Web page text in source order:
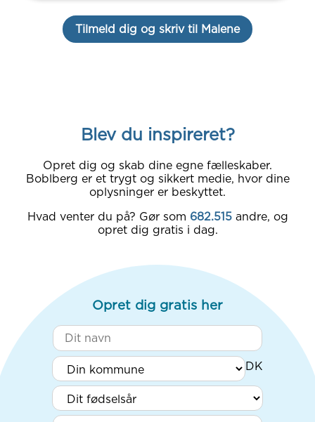
Tilmeld dig og skriv til Malene
Blev du inspireret?
Opret dig og skab dine egne fælleskaber.
Boblberg er et trygt og sikkert medie, hvor dine
oplysninger er beskyttet.
Hvad venter du på? Gør som 682.515 andre, og
opret dig gratis i dag.
Opret dig gratis her